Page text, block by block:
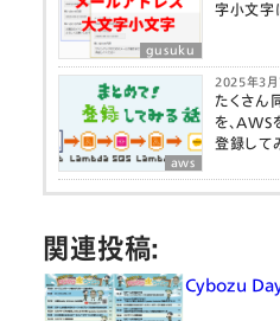
gusuku
字小文字
aws
2025年3月
たくさん
を、
登録して
関連投稿:
Cybozu